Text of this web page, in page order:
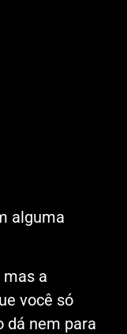
alguma
a
você só
dá nem para